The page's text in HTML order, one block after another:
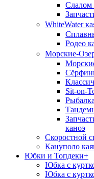
WhiteWater
Родео
Морские-
Sit-on-
каноэ
Скоростной
Кануполо
Юбки и Топдеки+
Юбка с
Юбка с